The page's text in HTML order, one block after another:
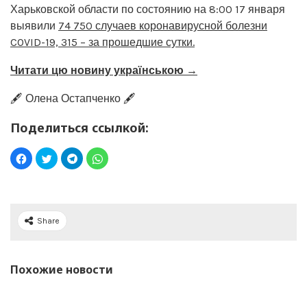
Харьковской области по состоянию на 8:00 17 января
выявили 74 750 случаев коронавирусной болезни
COVID-19, 315 – за прошедшие сутки.
Читати цю новину українською →
🖋️ Олена Остапченко 🖋️
Поделиться ссылкой:
Share
Похожие новости